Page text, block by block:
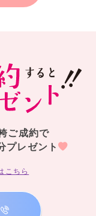
ご成約で
プレゼント
こちら